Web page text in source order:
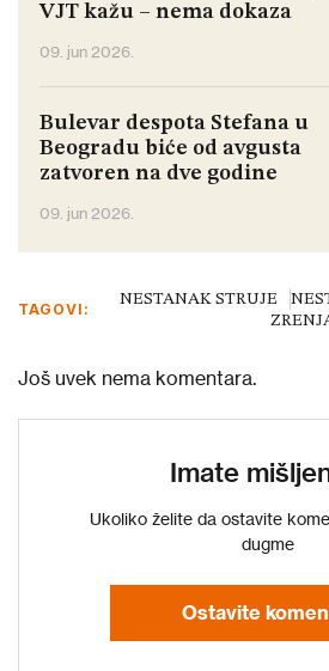
VJT kažu – nema dokaza
09. jun 2026.
Bulevar despota Stefana u
Beogradu biće od avgusta
zatvoren na dve godine
09. jun 2026.
TAGOVI:
NESTANAK STRUJE
Još uvek nema komentara.
Imate
Ukoliko želite da ostavite
dugme
Ostavite